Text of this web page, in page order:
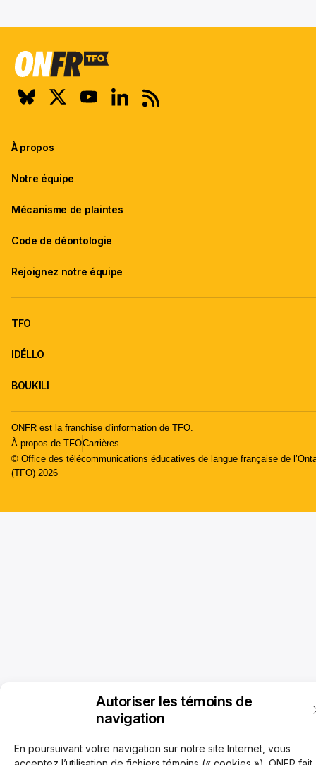
Autoriser les témoins de
navigation
En poursuivant votre navigation sur notre site Internet, vous
À propos
Notre équipe
Mécanisme de plaintes
Code de déontologie
Rejoignez notre équipe
TFO
IDÉLLO
BOUKILI
ONFR est la franchise d'information de TFO.
À propos de TFOCarrières
© Office des télécommunications éducatives de langue française de
(TFO) 2026